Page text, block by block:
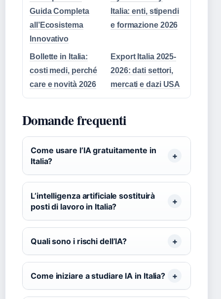
Guida Completa
all’Ecosistema
Innovativo
Italia: enti, stipendi
e formazione 2026
Bollette in Italia:
costi medi, perché
care e novità 2026
Export Italia 2025-
2026: dati settori,
mercati e dazi USA
Domande frequenti
Come usare l’IA gratuitamente in
Italia?
L’intelligenza artificiale sostituirà
posti di lavoro in Italia?
Quali sono i rischi dell’IA?
Come iniziare a studiare IA in Italia?